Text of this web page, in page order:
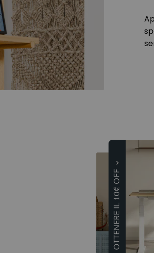
OTTENERE IL 10€ OFF